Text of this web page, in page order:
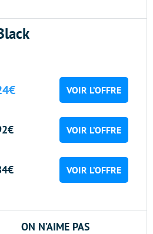
VOIR L’OFFRE
VOIR L’OFFRE
VOIR L’OFFRE
ON N’AIME PAS